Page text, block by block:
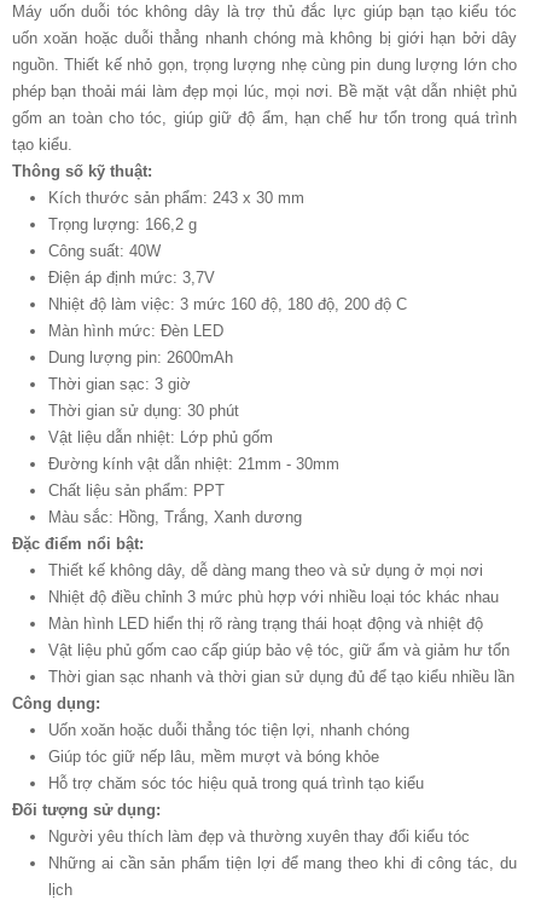
Máy uốn duỗi tóc không dây là trợ thủ đắc lực giúp bạn tạo kiểu tóc
uốn xoăn hoặc duỗi thẳng nhanh chóng mà không bị giới hạn bởi dây
nguồn. Thiết kế nhỏ gọn, trọng lượng nhẹ cùng pin dung lượng lớn cho
phép bạn thoải mái làm đẹp mọi lúc, mọi nơi. Bề mặt vật dẫn nhiệt phủ
gốm an toàn cho tóc, giúp giữ độ ẩm, hạn chế hư tổn trong quá trình
tạo kiểu.
Thông số kỹ thuật:
Kích thước sản phẩm: 243 x 30 mm
Trọng lượng: 166,2 g
Công suất: 40W
Điện áp định mức: 3,7V
Nhiệt độ làm việc: 3 mức 160 độ, 180 độ, 200 độ C
Màn hình mức: Đèn LED
Dung lượng pin: 2600mAh
Thời gian sạc: 3 giờ
Thời gian sử dụng: 30 phút
Vật liệu dẫn nhiệt: Lớp phủ gốm
Đường kính vật dẫn nhiệt: 21mm - 30mm
Chất liệu sản phẩm: PPT
Màu sắc: Hồng, Trắng, Xanh dương
Đặc điểm nổi bật:
Thiết kế không dây, dễ dàng mang theo và sử dụng ở mọi nơi
Nhiệt độ điều chỉnh 3 mức phù hợp với nhiều loại tóc khác nhau
Màn hình LED hiển thị rõ ràng trạng thái hoạt động và nhiệt độ
Vật liệu phủ gốm cao cấp giúp bảo vệ tóc, giữ ẩm và giảm hư tổn
Thời gian sạc nhanh và thời gian sử dụng đủ để tạo kiểu nhiều lần
Công dụng:
Uốn xoăn hoặc duỗi thẳng tóc tiện lợi, nhanh chóng
Giúp tóc giữ nếp lâu, mềm mượt và bóng khỏe
Hỗ trợ chăm sóc tóc hiệu quả trong quá trình tạo kiểu
Đối tượng sử dụng:
Người yêu thích làm đẹp và thường xuyên thay đổi kiểu tóc
Những ai cần sản phẩm tiện lợi để mang theo khi đi công tác, du
lịch